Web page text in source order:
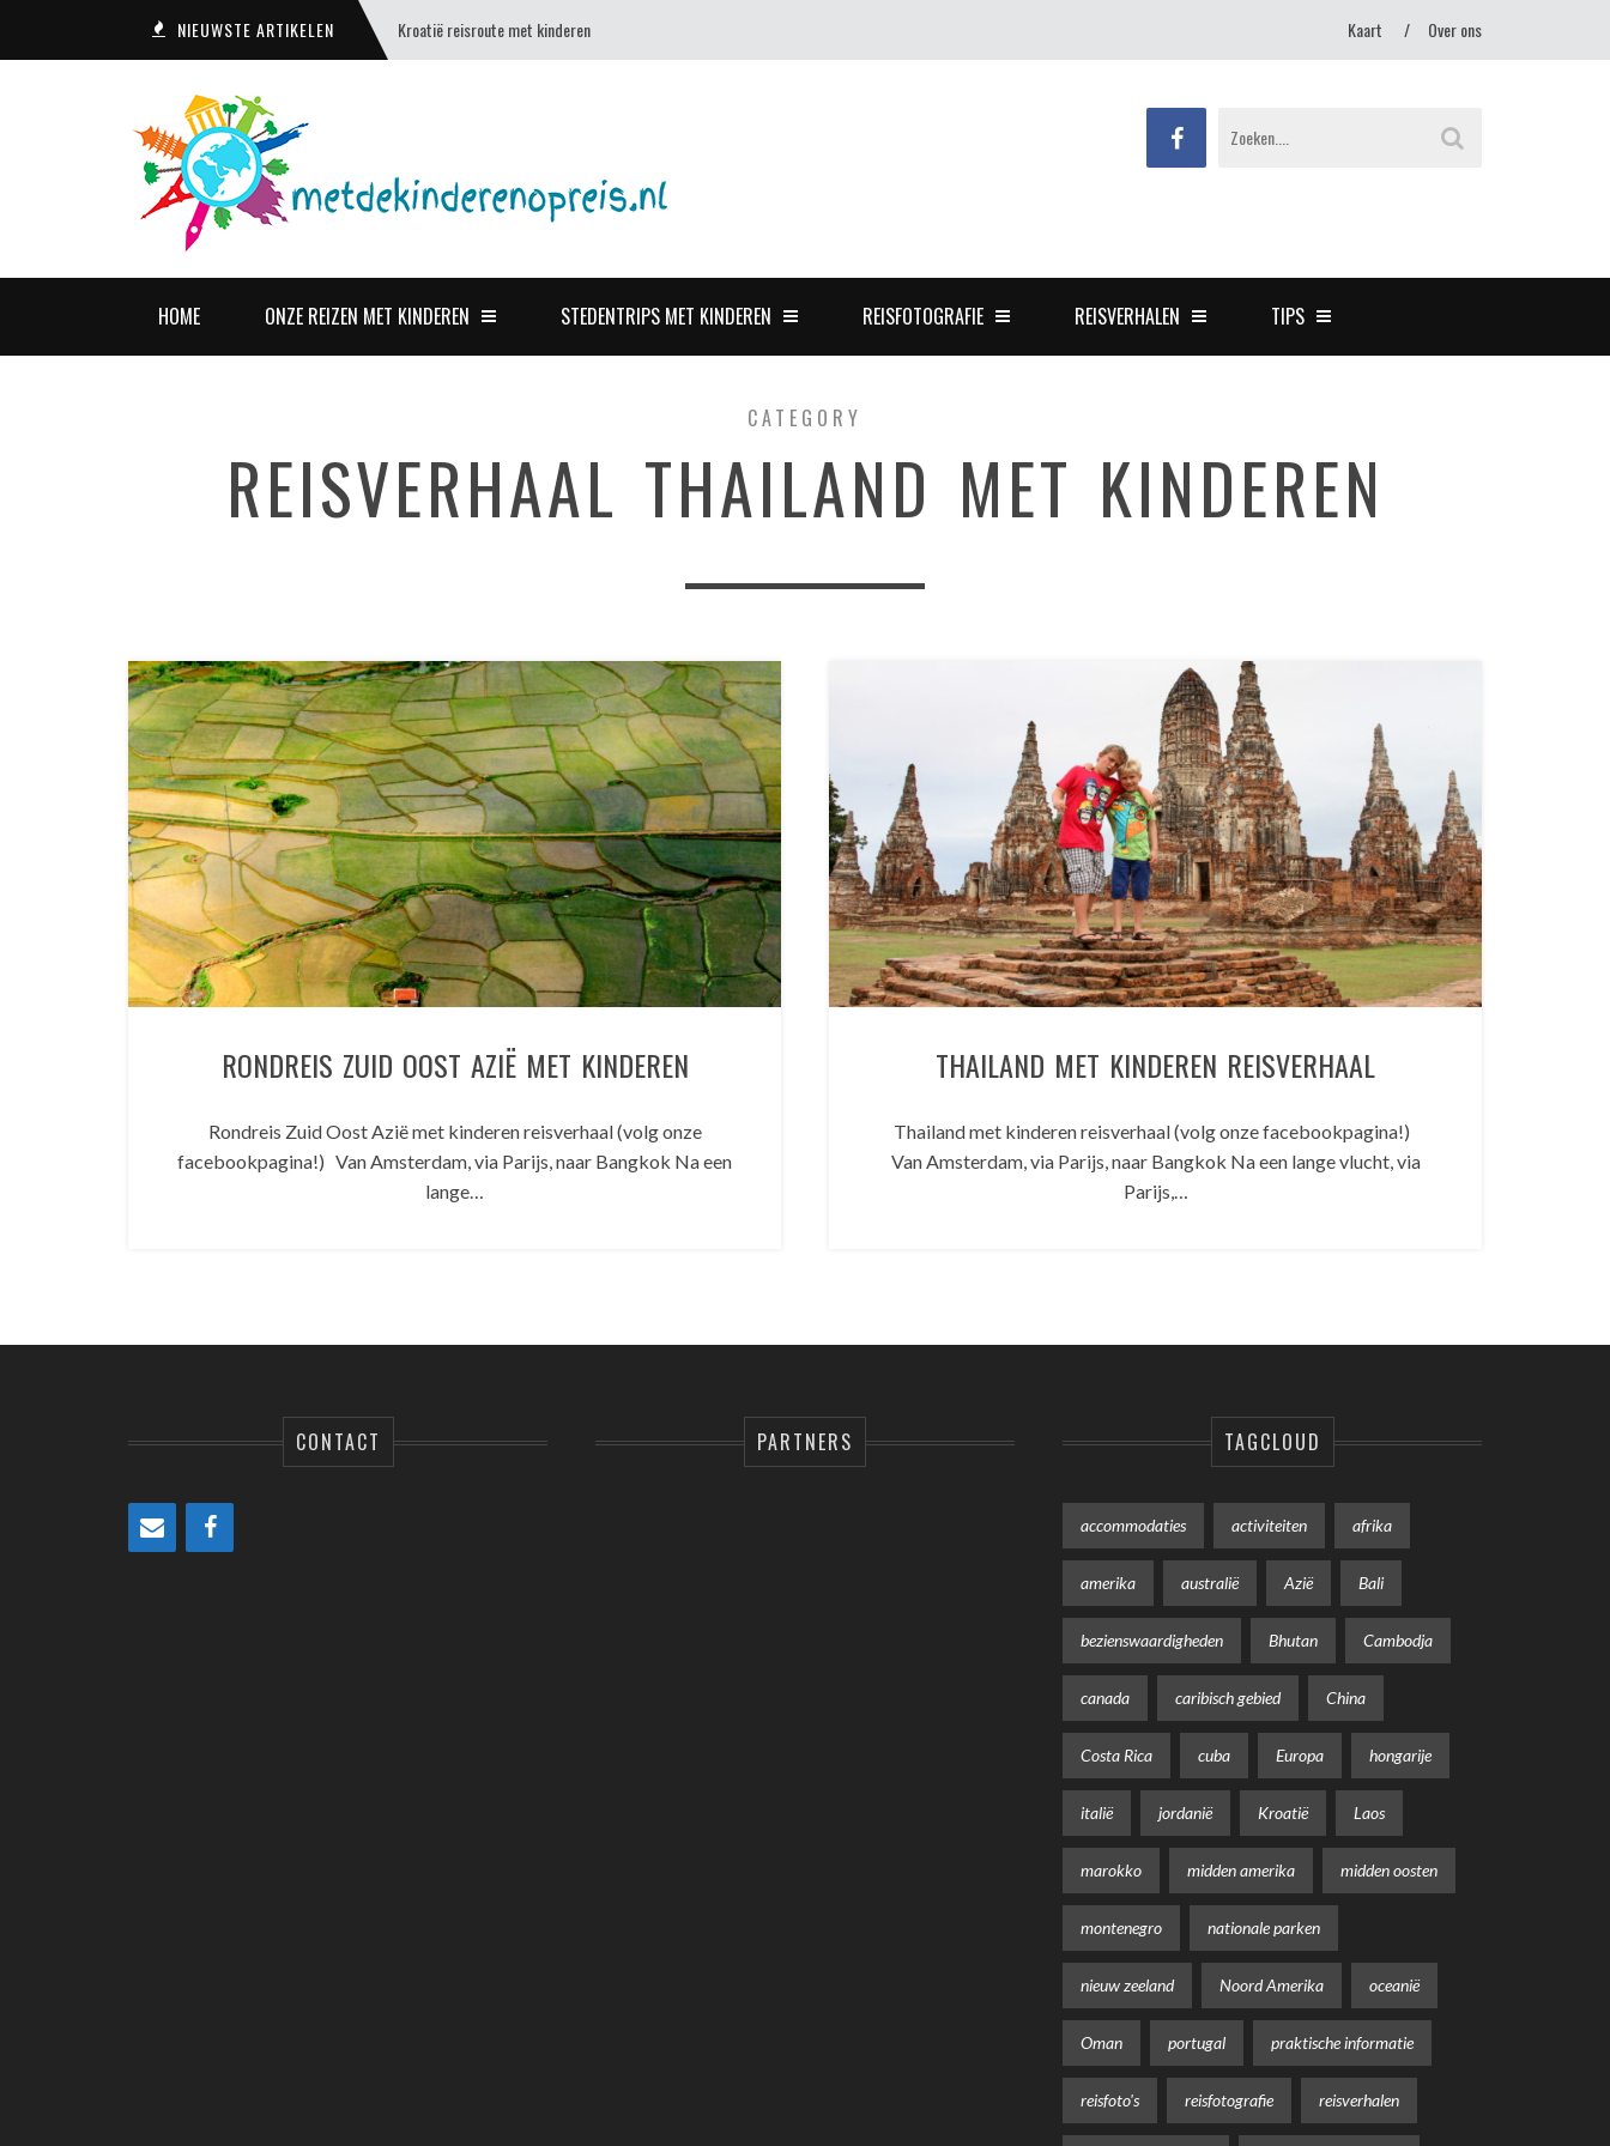
NIEUWSTE ARTIKELEN Kroatië reisroute met kinderen Kaart Over ons
HOME ONZE REIZEN MET KINDEREN STEDENTRIPS MET KINDEREN REISFOTOGRAFIE REISVERHALEN TIPS
CATEGORY
REISVERHAAL THAILAND MET KINDEREN
RONDREIS ZUID OOST AZIË MET KINDEREN
Rondreis Zuid Oost Azië met kinderen reisverhaal (volg onze
facebookpagina!) Van Amsterdam, via Parijs, naar Bangkok Na een
lange…
THAILAND MET KINDEREN REISVERHAAL
Thailand met kinderen reisverhaal (volg onze facebookpagina!)
Van Amsterdam, via Parijs, naar Bangkok Na een lange vlucht, via
Parijs,…
CONTACT PARTNERS TAGCLOUD
accommodaties activiteiten afrika
amerika australië Azië Bali
bezienswaardigheden Bhutan Cambodja
canada caribisch gebied China
Costa Rica cuba Europa hongarije
italië jordanië Kroatië Laos
marokko midden amerika midden oosten
montenegro nationale parken
nieuw zeeland Noord Amerika oceanië
Oman portugal praktische informatie
reisfoto's reisfotografie reisverhalen